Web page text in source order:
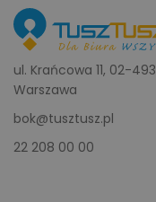
ul. Krańcowa 11, 02-493
Warszawa
bok@tusztusz.pl
22 208 00 00